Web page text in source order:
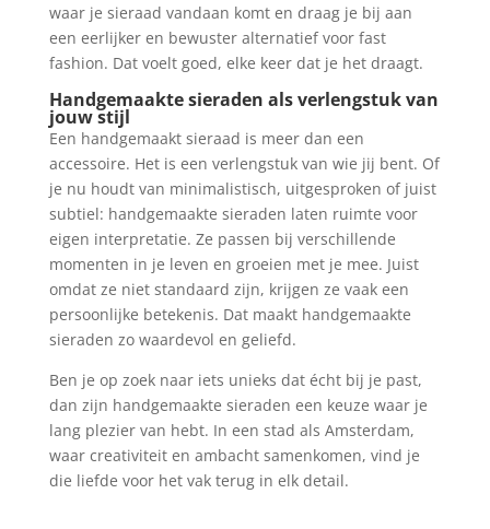
waar je sieraad vandaan komt en draag je bij aan
een eerlijker en bewuster alternatief voor fast
fashion. Dat voelt goed, elke keer dat je het draagt.
Handgemaakte sieraden als verlengstuk van
jouw stijl
Een handgemaakt sieraad is meer dan een
accessoire. Het is een verlengstuk van wie jij bent. Of
je nu houdt van minimalistisch, uitgesproken of juist
subtiel: handgemaakte sieraden laten ruimte voor
eigen interpretatie. Ze passen bij verschillende
momenten in je leven en groeien met je mee. Juist
omdat ze niet standaard zijn, krijgen ze vaak een
persoonlijke betekenis. Dat maakt handgemaakte
sieraden zo waardevol en geliefd.
Ben je op zoek naar iets unieks dat écht bij je past,
dan zijn handgemaakte sieraden een keuze waar je
lang plezier van hebt. In een stad als Amsterdam,
waar creativiteit en ambacht samenkomen, vind je
die liefde voor het vak terug in elk detail.